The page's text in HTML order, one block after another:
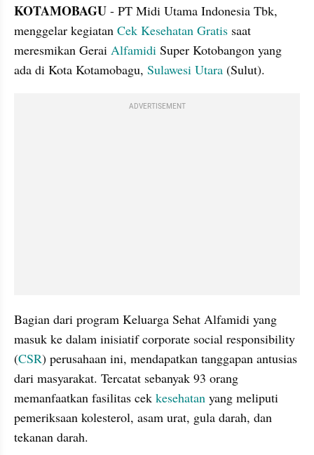
KOTAMOBAGU - PT Midi Utama Indonesia Tbk,
menggelar kegiatan Cek Kesehatan Gratis saat
meresmikan Gerai Alfamidi Super Kotobangon yang
ada di Kota Kotamobagu, Sulawesi Utara (Sulut).
ADVERTISEMENT
Bagian dari program Keluarga Sehat Alfamidi yang
masuk ke dalam inisiatif corporate social responsibility
(CSR) perusahaan ini, mendapatkan tanggapan antusias
dari masyarakat. Tercatat sebanyak 93 orang
memanfaatkan fasilitas cek kesehatan yang meliputi
pemeriksaan kolesterol, asam urat, gula darah, dan
tekanan darah.